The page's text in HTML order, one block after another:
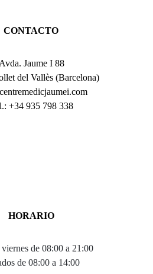
CONTACTO
Avda. Jaume I 88
del Vallès (Barcelona)
+34 935 798 338
HORARIO
de 08:00 a 21:00
de 08:00 a 14:00